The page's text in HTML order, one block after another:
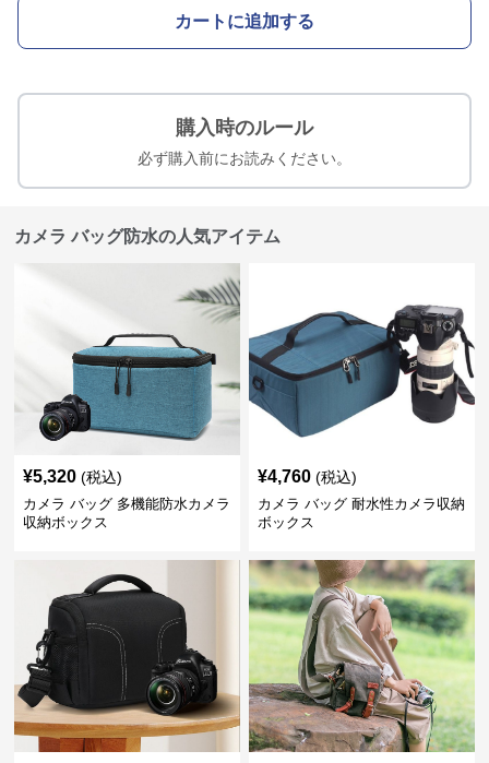
カートに追加する
購入時のルール
必ず購入前にお読みください。
カメラ バッグ防水の人気アイテム
¥5,320 (税込)
カメラ バッグ 多機能防水カメラ
収納ボックス
¥4,760 (税込)
カメラ バッグ 耐水性カメラ収納
ボックス